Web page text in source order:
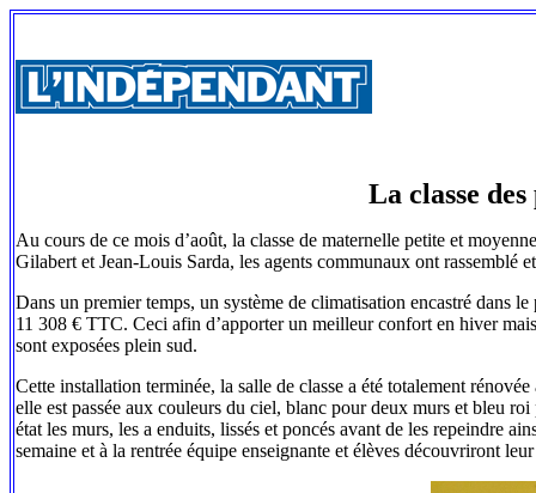
La classe
Au cours de ce mois d’août, la classe de maternelle petite et
Gilabert et Jean-Louis Sarda, les agents communaux ont rassemblé
Dans un premier temps, un système de climatisation encastré dans
11 308 € TTC. Ceci afin d’apporter un meilleur confort en hiver
sont exposées plein sud.
Cette installation terminée, la salle de classe a été totalement
elle est passée aux couleurs du ciel, blanc pour deux murs et bleu
état les murs, les a enduits, lissés et poncés avant de les repeindre
semaine et à la rentrée équipe enseignante et élèves découvriront